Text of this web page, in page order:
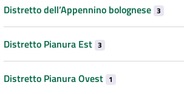
Distretto dell’Appennino bolognese 3
Distretto Pianura Est 3
Distretto Pianura Ovest 1